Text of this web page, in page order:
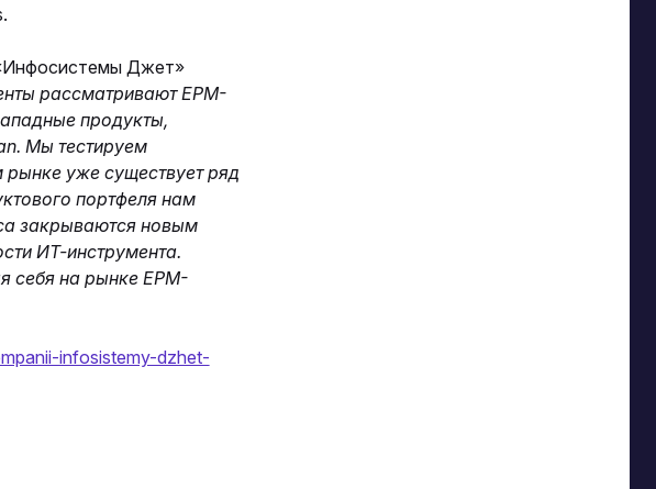
Джет»
рассматривают EPM-
продукты,
Мы тестируем
уже существует ряд
портфеля нам
закрываются новым
ИТ-инструмента.
себя на рынке EPM-
infosistemy-dzhet-